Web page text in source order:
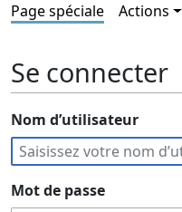
Page spéciale Actions
Se connecter
Nom d’utilisateur
Mot de passe